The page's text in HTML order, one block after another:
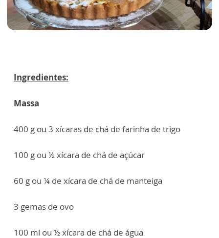
Ingredientes:
Massa
400 g ou 3 xícaras de chá de farinha de trigo
100 g ou ½ xícara de chá de açúcar
60 g ou ¼ de xícara de chá de manteiga
3 gemas de ovo
100 ml ou ½ xícara de chá de água